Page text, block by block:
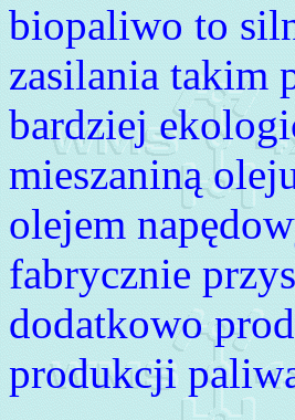
biopaliwo to
zasilania takim
bardziej
mieszaniną
olejem
fabrycznie
dodatkowo
produkcji